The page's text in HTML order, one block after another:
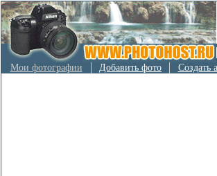
Мои фотографии
Добавить фото Создать